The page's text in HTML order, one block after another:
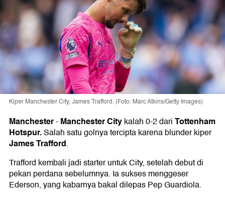
Kiper Manchester City, James Trafford. (Foto: Marc Atkins/Getty Images)
Manchester-Manchester Citykalah 0-2 dariTottenham
Hotspur.Salah satu golnya tercipta karena blunder kiper
James Trafford.
Trafford kembali jadi starter untuk City, setelah debut di
pekan perdana sebelumnya. Ia sukses menggeser
Ederson, yang kabarnya bakal dilepas Pep Guardiola.